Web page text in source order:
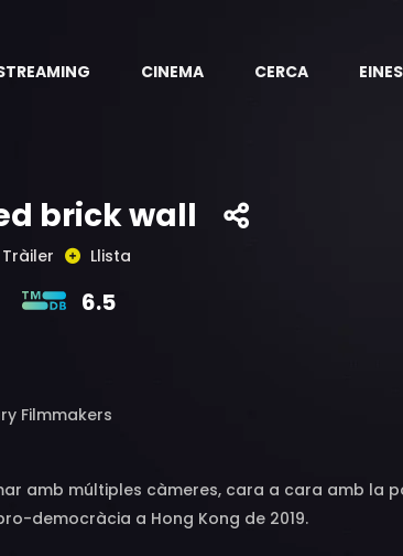
CINEMA CERCA EINES
brick wall
Tràiler Llista
6.5
Filmmakers
amb múltiples càmeres, cara a cara amb la
democràcia a Hong Kong de 2019.